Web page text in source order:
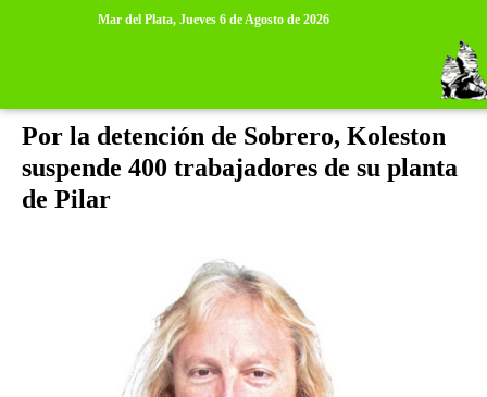
Mar del Plata, Jueves 6 de Agosto de 2026
Por la detención de Sobrero, Koleston
suspende 400 trabajadores de su planta
de Pilar